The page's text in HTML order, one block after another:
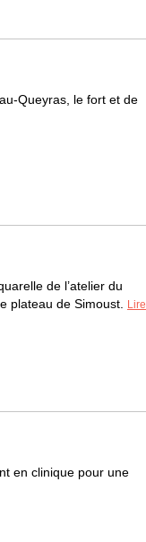
Queyras, le fort et de
de l’atelier du
plateau de Simoust.
Lire
en clinique pour une